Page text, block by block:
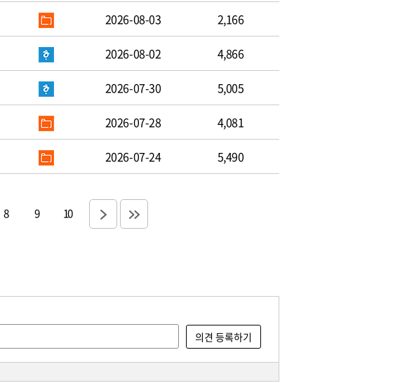
2026-08-03 2,166
2026-08-02 4,866
2026-07-30 5,005
2026-07-28 4,081
2026-07-24 5,490
8 9 10